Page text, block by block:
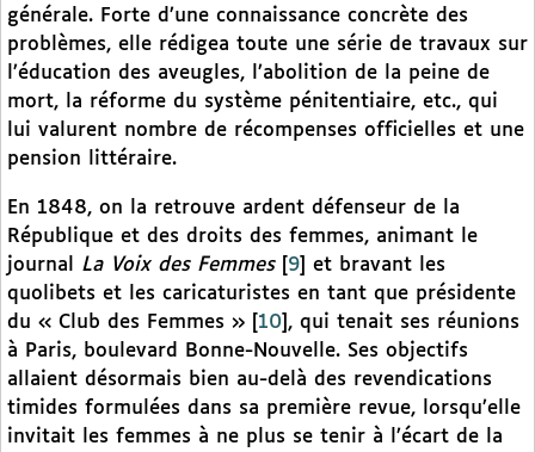
générale. Forte d’une connaissance concrète des
problèmes, elle rédigea toute une série de travaux sur
l’éducation des aveugles, l’abolition de la peine de
mort, la réforme du système pénitentiaire, etc., qui
lui valurent nombre de récompenses officielles et une
pension littéraire.
En 1848, on la retrouve ardent défenseur de la
République et des droits des femmes, animant le
journal La Voix des Femmes[ 9
et bravant les
quolibets et les caricaturistes en tant que présidente
du « Club des Femmes »
10 , qui tenait ses réunions
à Paris, boulevard Bonne-Nouvelle. Ses objectifs
allaient désormais bien au-delà des revendications
timides formulées dans sa première revue, lorsqu’elle
invitait les femmes à ne plus se tenir à l’écart de la